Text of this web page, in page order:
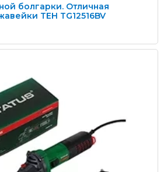
болгарки. Отличная
TEH TG12516BV